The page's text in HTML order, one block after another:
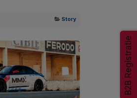
Story
B2B Registratie